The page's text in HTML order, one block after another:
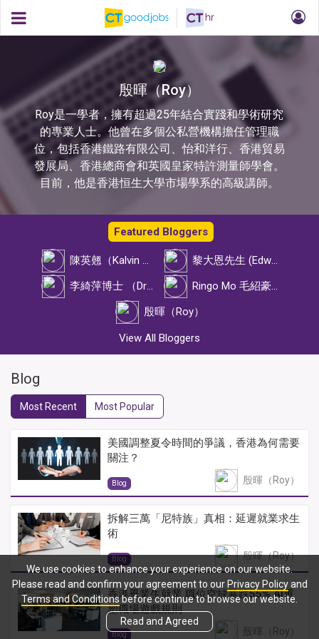
殷暉（Roy）
Roy是一學者，擁有超過25年結合實踐和學術研究
的專業人士。他曾在多個公私營機構擔任管理職
位，包括香港鐵路有限公司、怡和洋行、香港貿易
發展局、香港總商會和英國皇家特許測量師學會。
目前，他是香港恒生大學市場學系的高級講師。
Featured Bloggers
陳英翹（Kalvin Chan）
黎大恩先生 (Edward Lai)
李綺萍博士 （Dr Alison Lee）
Ringo Mo 毛紹豪先生
殷暉（Roy）
View All Bloggers
Blog
Most Recent Most Popular
美國調整夏令時間的爭議，香港為何需要
關注？
Blog 殷暉（Roy）
拆解三萬「尼特族」真相：延遲就業求生
術
Blog 殷暉（Roy）
香港畢業生就業 職位空缺暴跌55% AI重
塑職場遊戲規則
Blog 殷暉（Roy）
We use cookies to enhance your experience on our website.
Please read and confirm your agreement to our Privacy Policyand
Terms and Conditionsbefore continue to browse our website.
Read and Agreed